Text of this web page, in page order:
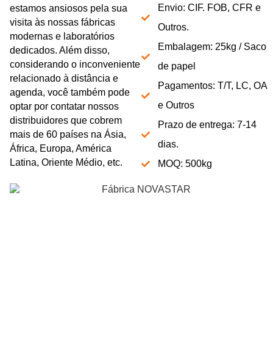
estamos ansiosos pela sua
visita às nossas fábricas
modernas e laboratórios
dedicados. Além disso,
considerando o inconveniente
relacionado à distância e
agenda, você também pode
optar por contatar nossos
distribuidores que cobrem
mais de 60 países na Ásia,
África, Europa, América
Latina, Oriente Médio, etc.
Envio: CIF. FOB, CFR e
Outros.
Embalagem: 25kg / Saco
de papel
Pagamentos: T/T, LC, OA
e Outros
Prazo de entrega: 7-14
dias.
MOQ: 500kg